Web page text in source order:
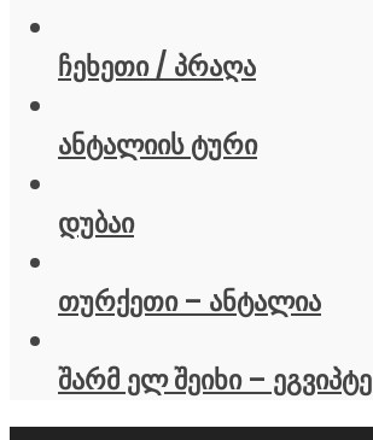
ჩეხეთი / პრაღა
ანტალიის ტური
დუბაი
თურქეთი – ანტალია
შარმ ელ შეიხი – ეგვიპტე